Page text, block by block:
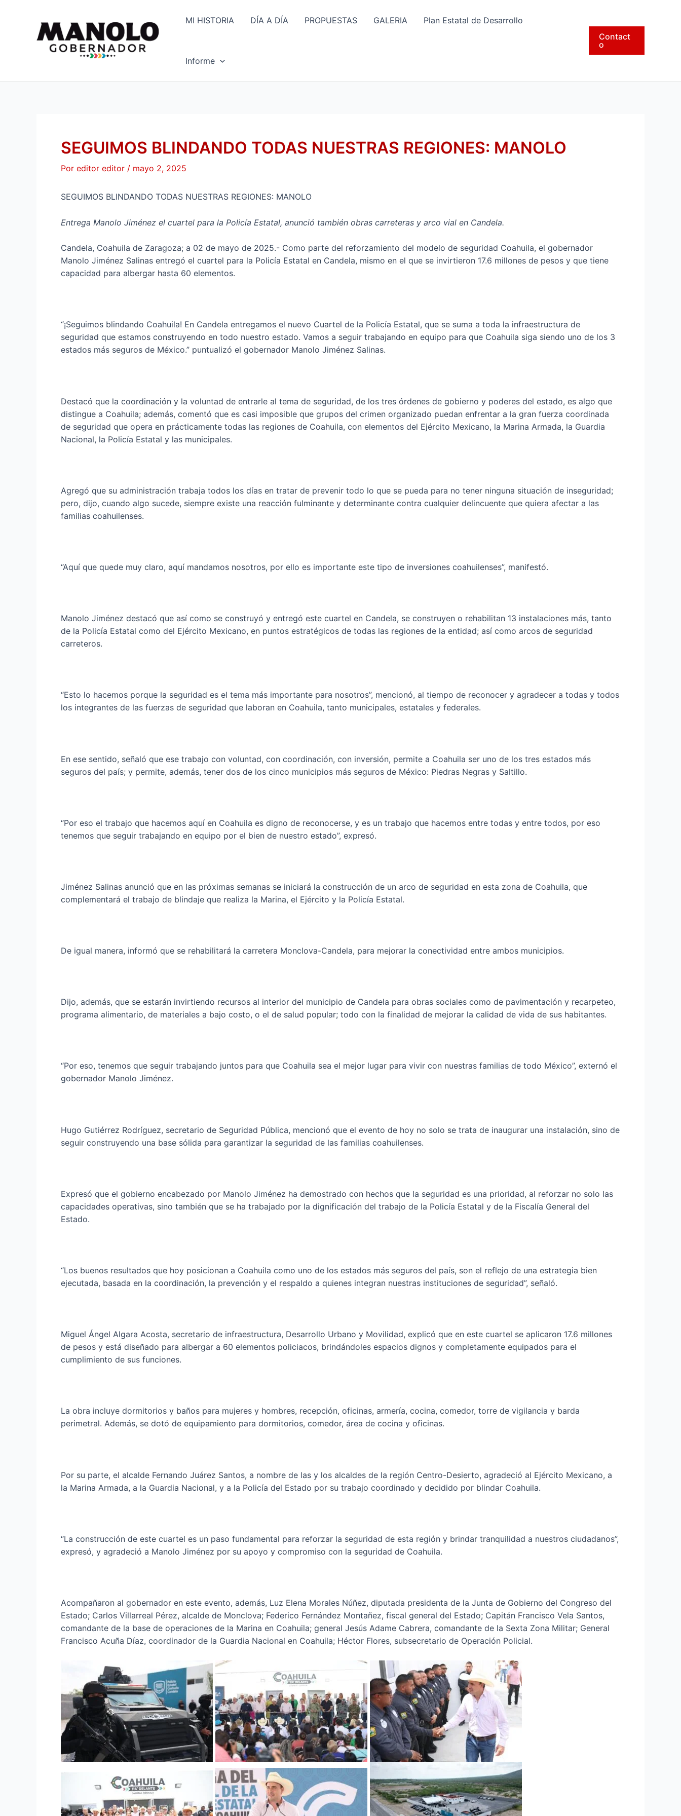
MI HISTORIA DÍA A DÍA PROPUESTAS GALERIA Plan Estatal de Desarrollo
Informe
Contact
o
SEGUIMOS BLINDANDO TODAS NUESTRAS REGIONES: MANOLO
Por editor editor / mayo 2, 2025
SEGUIMOS BLINDANDO TODAS NUESTRAS REGIONES: MANOLO
Entrega Manolo Jiménez el cuartel para la Policía Estatal, anunció también obras carreteras y arco vial en Candela.
Candela, Coahuila de Zaragoza; a 02 de mayo de 2025.- Como parte del reforzamiento del modelo de seguridad Coahuila, el gobernador
Manolo Jiménez Salinas entregó el cuartel para la Policía Estatal en Candela, mismo en el que se invirtieron 17.6 millones de pesos y que tiene
capacidad para albergar hasta 60 elementos.
“¡Seguimos blindando Coahuila! En Candela entregamos el nuevo Cuartel de la Policía Estatal, que se suma a toda la infraestructura de
seguridad que estamos construyendo en todo nuestro estado. Vamos a seguir trabajando en equipo para que Coahuila siga siendo uno de los 3
estados más seguros de México.” puntualizó el gobernador Manolo Jiménez Salinas.
Destacó que la coordinación y la voluntad de entrarle al tema de seguridad, de los tres órdenes de gobierno y poderes del estado, es algo que
distingue a Coahuila; además, comentó que es casi imposible que grupos del crimen organizado puedan enfrentar a la gran fuerza coordinada
de seguridad que opera en prácticamente todas las regiones de Coahuila, con elementos del Ejército Mexicano, la Marina Armada, la Guardia
Nacional, la Policía Estatal y las municipales.
Agregó que su administración trabaja todos los días en tratar de prevenir todo lo que se pueda para no tener ninguna situación de inseguridad;
pero, dijo, cuando algo sucede, siempre existe una reacción fulminante y determinante contra cualquier delincuente que quiera afectar a las
familias coahuilenses.
“Aquí que quede muy claro, aquí mandamos nosotros, por ello es importante este tipo de inversiones coahuilenses”, manifestó.
Manolo Jiménez destacó que así como se construyó y entregó este cuartel en Candela, se construyen o rehabilitan 13 instalaciones más, tanto
de la Policía Estatal como del Ejército Mexicano, en puntos estratégicos de todas las regiones de la entidad; así como arcos de seguridad
carreteros.
“Esto lo hacemos porque la seguridad es el tema más importante para nosotros”, mencionó, al tiempo de reconocer y agradecer a todas y todos
los integrantes de las fuerzas de seguridad que laboran en Coahuila, tanto municipales, estatales y federales.
En ese sentido, señaló que ese trabajo con voluntad, con coordinación, con inversión, permite a Coahuila ser uno de los tres estados más
seguros del país; y permite, además, tener dos de los cinco municipios más seguros de México: Piedras Negras y Saltillo.
“Por eso el trabajo que hacemos aquí en Coahuila es digno de reconocerse, y es un trabajo que hacemos entre todas y entre todos, por eso
tenemos que seguir trabajando en equipo por el bien de nuestro estado”, expresó.
Jiménez Salinas anunció que en las próximas semanas se iniciará la construcción de un arco de seguridad en esta zona de Coahuila, que
complementará el trabajo de blindaje que realiza la Marina, el Ejército y la Policía Estatal.
De igual manera, informó que se rehabilitará la carretera Monclova-Candela, para mejorar la conectividad entre ambos municipios.
Dijo, además, que se estarán invirtiendo recursos al interior del municipio de Candela para obras sociales como de pavimentación y recarpeteo,
programa alimentario, de materiales a bajo costo, o el de salud popular; todo con la finalidad de mejorar la calidad de vida de sus habitantes.
“Por eso, tenemos que seguir trabajando juntos para que Coahuila sea el mejor lugar para vivir con nuestras familias de todo México”, externó el
gobernador Manolo Jiménez.
Hugo Gutiérrez Rodríguez, secretario de Seguridad Pública, mencionó que el evento de hoy no solo se trata de inaugurar una instalación, sino de
seguir construyendo una base sólida para garantizar la seguridad de las familias coahuilenses.
Expresó que el gobierno encabezado por Manolo Jiménez ha demostrado con hechos que la seguridad es una prioridad, al reforzar no solo las
capacidades operativas, sino también que se ha trabajado por la dignificación del trabajo de la Policía Estatal y de la Fiscalía General del
Estado.
“Los buenos resultados que hoy posicionan a Coahuila como uno de los estados más seguros del país, son el reflejo de una estrategia bien
ejecutada, basada en la coordinación, la prevención y el respaldo a quienes integran nuestras instituciones de seguridad”, señaló.
Miguel Ángel Algara Acosta, secretario de infraestructura, Desarrollo Urbano y Movilidad, explicó que en este cuartel se aplicaron 17.6 millones
de pesos y está diseñado para albergar a 60 elementos policiacos, brindándoles espacios dignos y completamente equipados para el
cumplimiento de sus funciones.
La obra incluye dormitorios y baños para mujeres y hombres, recepción, oficinas, armería, cocina, comedor, torre de vigilancia y barda
perimetral. Además, se dotó de equipamiento para dormitorios, comedor, área de cocina y oficinas.
Por su parte, el alcalde Fernando Juárez Santos, a nombre de las y los alcaldes de la región Centro-Desierto, agradeció al Ejército Mexicano, a
la Marina Armada, a la Guardia Nacional, y a la Policía del Estado por su trabajo coordinado y decidido por blindar Coahuila.
“La construcción de este cuartel es un paso fundamental para reforzar la seguridad de esta región y brindar tranquilidad a nuestros ciudadanos”,
expresó, y agradeció a Manolo Jiménez por su apoyo y compromiso con la seguridad de Coahuila.
Acompañaron al gobernador en este evento, además, Luz Elena Morales Núñez, diputada presidenta de la Junta de Gobierno del Congreso del
Estado; Carlos Villarreal Pérez, alcalde de Monclova; Federico Fernández Montañez, fiscal general del Estado; Capitán Francisco Vela Santos,
comandante de la base de operaciones de la Marina en Coahuila; general Jesús Adame Cabrera, comandante de la Sexta Zona Militar; General
Francisco Acuña Díaz, coordinador de la Guardia Nacional en Coahuila; Héctor Flores, subsecretario de Operación Policial.
entradas